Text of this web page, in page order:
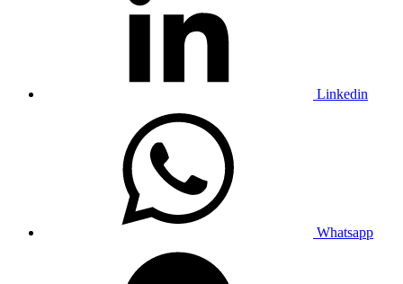
Linkedin
Whatsapp